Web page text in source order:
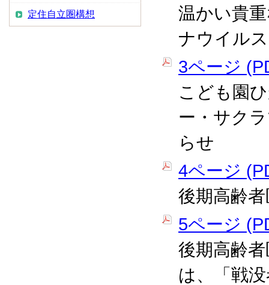
温かい貴
ナウイル
3ページ
こども園
ー・サク
らせ
4ページ
後期高齢
5ページ
後期高齢
は、「戦
定住自立圏構想